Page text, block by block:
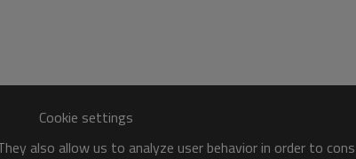
Cookie settings
also allow us to analyze user behavior in order to